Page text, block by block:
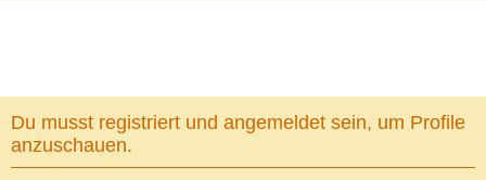
Du musst registriert und angemeldet sein, um Profile
anzuschauen.